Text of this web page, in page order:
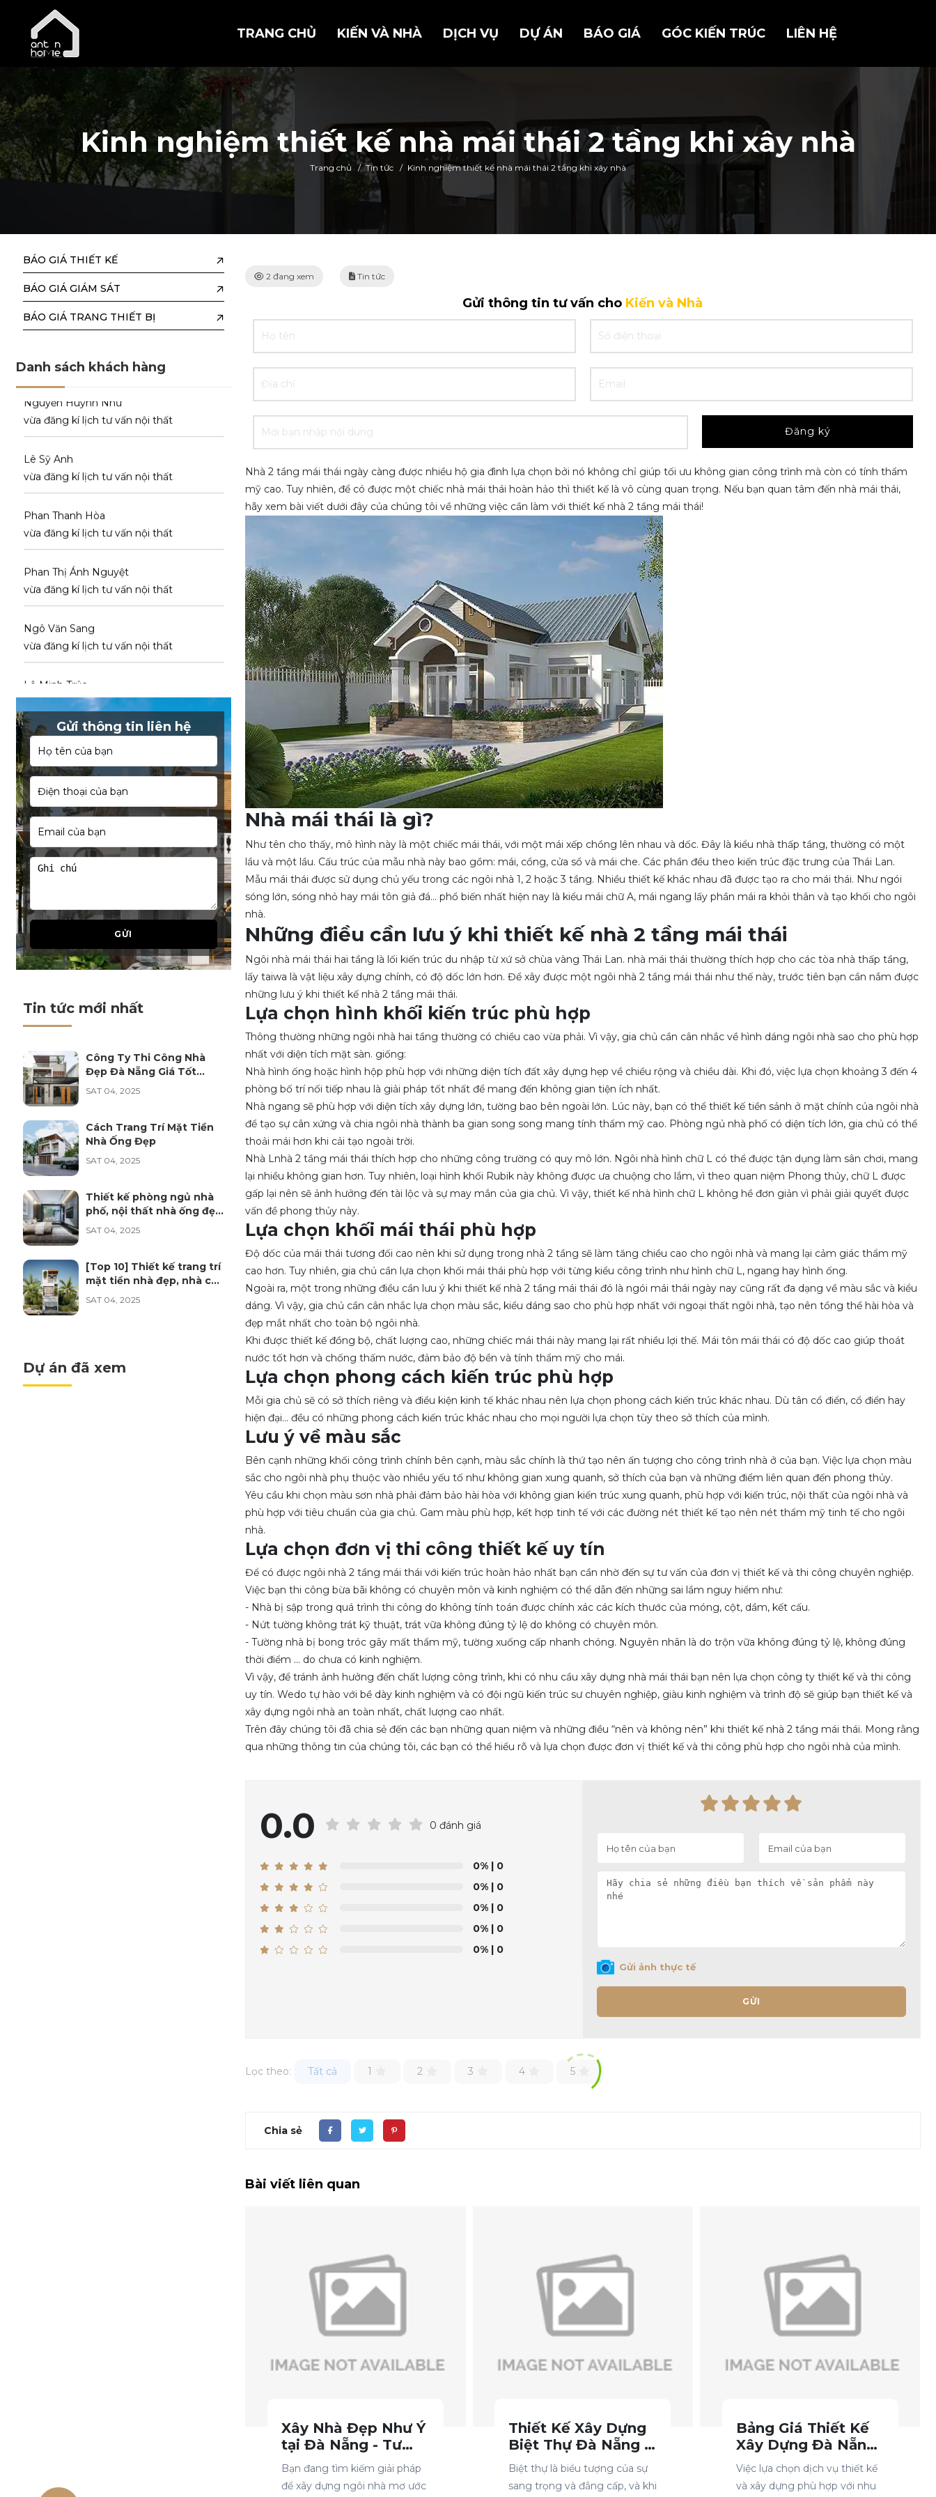
TRANG CHỦ KIẾN VÀ NHÀ DỊCH VỤ DỰ ÁN BÁO GIÁ GÓC KIẾN TRÚC LIÊN HỆ
Kinh nghiệm thiết kế nhà mái thái 2 tầng khi xây nhà
Trang chủ / Tin tức / Kinh nghiệm thiết kế nhà mái thái 2 tầng khi xây nhà
2 đang xem Tin tức
Gửi thông tin tư vấn cho Kiến và Nhà
Đăng ký
Nhà 2 tầng mái thái ngày càng được nhiều hộ gia đình lựa chọn bởi nó không chỉ giúp tối ưu không gian công trình mà còn có tính thẩm
mỹ cao. Tuy nhiên, để có được một chiếc nhà mái thái hoàn hảo thì thiết kế là vô cùng quan trọng. Nếu bạn quan tâm đến nhà mái thái,
hãy xem bài viết dưới đây của chúng tôi về những việc cần làm với thiết kế nhà 2 tầng mái thái!
Nhà mái thái là gì?
Như tên cho thấy, mô hình này là một chiếc mái thái, với một mái xếp chồng lên nhau và dốc. Đây là kiểu nhà thấp tầng, thường có một
lầu và một lầu. Cấu trúc của mẫu nhà này bao gồm: mái, cổng, cửa sổ và mái che. Các phần đều theo kiến trúc đặc trưng của Thái Lan.
Mẫu mái thái được sử dụng chủ yếu trong các ngôi nhà 1, 2 hoặc 3 tầng. Nhiều thiết kế khác nhau đã được tạo ra cho mái thái. Như ngói
sóng lớn, sóng nhỏ hay mái tôn giả đá… phổ biến nhất hiện nay là kiểu mái chữ A, mái ngang lấy phần mái ra khỏi thân và tạo khối cho ngôi
nhà.
Những điều cần lưu ý khi thiết kế nhà 2 tầng mái thái
Ngôi nhà mái thái hai tầng là lối kiến trúc du nhập từ xứ sở chùa vàng Thái Lan. nhà mái thái thường thích hợp cho các tòa nhà thấp tầng,
lấy taiwa là vật liệu xây dựng chính, có độ dốc lớn hơn. Để xây được một ngôi nhà 2 tầng mái thái như thế này, trước tiên bạn cần nắm được
những lưu ý khi thiết kế nhà 2 tầng mái thái.
Lựa chọn hình khối kiến trúc phù hợp
Thông thường những ngôi nhà hai tầng thường có chiều cao vừa phải. Vì vậy, gia chủ cần cân nhắc về hình dáng ngôi nhà sao cho phù hợp
nhất với diện tích mặt sàn. giống:
Nhà hình ống hoặc hình hộp phù hợp với những diện tích đất xây dựng hẹp về chiều rộng và chiều dài. Khi đó, việc lựa chọn khoảng 3 đến 4
phòng bố trí nối tiếp nhau là giải pháp tốt nhất để mang đến không gian tiện ích nhất.
Nhà ngang sẽ phù hợp với diện tích xây dựng lớn, tường bao bên ngoài lớn. Lúc này, bạn có thể thiết kế tiền sảnh ở mặt chính của ngôi nhà
để tạo sự cân xứng và chia ngôi nhà thành ba gian song song mang tính thẩm mỹ cao. Phòng ngủ nhà phố có diện tích lớn, gia chủ có thể
thoải mái hơn khi cải tạo ngoài trời.
Nhà Lnhà 2 tầng mái thái thích hợp cho những công trường có quy mô lớn. Ngôi nhà hình chữ L có thể được tận dụng làm sân chơi, mang
lại nhiều không gian hơn. Tuy nhiên, loại hình khối Rubik này không được ưa chuộng cho lắm, vì theo quan niệm Phong thủy, chữ L được
gấp lại nên sẽ ảnh hưởng đến tài lộc và sự may mắn của gia chủ. Vì vậy, thiết kế nhà hình chữ L không hề đơn giản vì phải giải quyết được
vấn đề phong thủy này.
Lựa chọn khối mái thái phù hợp
Độ dốc của mái thái tương đối cao nên khi sử dụng trong nhà 2 tầng sẽ làm tăng chiều cao cho ngôi nhà và mang lại cảm giác thẩm mỹ
cao hơn. Tuy nhiên, gia chủ cần lựa chọn khối mái thái phù hợp với từng kiểu công trình như hình chữ L, ngang hay hình ống.
Ngoài ra, một trong những điều cần lưu ý khi thiết kế nhà 2 tầng mái thái đó là ngói mái thái ngày nay cũng rất đa dạng về màu sắc và kiểu
dáng. Vì vậy, gia chủ cần cân nhắc lựa chọn màu sắc, kiểu dáng sao cho phù hợp nhất với ngoại thất ngôi nhà, tạo nên tổng thể hài hòa và
đẹp mắt nhất cho toàn bộ ngôi nhà.
Khi được thiết kế đồng bộ, chất lượng cao, những chiếc mái thái này mang lại rất nhiều lợi thế. Mái tôn mái thái có độ dốc cao giúp thoát
nước tốt hơn và chống thấm nước, đảm bảo độ bền và tính thẩm mỹ cho mái.
Lựa chọn phong cách kiến trúc phù hợp
Mỗi gia chủ sẽ có sở thích riêng và điều kiện kinh tế khác nhau nên lựa chọn phong cách kiến trúc khác nhau. Dù tân cổ điển, cổ điển hay
hiện đại… đều có những phong cách kiến trúc khác nhau cho mọi người lựa chọn tùy theo sở thích của mình.
Lưu ý về màu sắc
Bên cạnh những khối công trình chính bên cạnh, màu sắc chính là thứ tạo nên ấn tượng cho công trình nhà ở của bạn. Việc lựa chọn màu
sắc cho ngôi nhà phụ thuộc vào nhiều yếu tố như không gian xung quanh, sở thích của bạn và những điểm liên quan đến phong thủy.
Yêu cầu khi chọn màu sơn nhà phải đảm bảo hài hòa với không gian kiến trúc xung quanh, phù hợp với kiến trúc, nội thất của ngôi nhà và
phù hợp với tiêu chuẩn của gia chủ. Gam màu phù hợp, kết hợp tinh tế với các đường nét thiết kế tạo nên nét thẩm mỹ tinh tế cho ngôi
nhà.
Lựa chọn đơn vị thi công thiết kế uy tín
Để có được ngôi nhà 2 tầng mái thái với kiến ​​trúc hoàn hảo nhất bạn cần nhờ đến sự tư vấn của đơn vị thiết kế và thi công chuyên nghiệp.
Việc bạn thi công bừa bãi không có chuyên môn và kinh nghiệm có thể dẫn đến những sai lầm nguy hiểm như:
- Nhà bị sập trong quá trình thi công do không tính toán được chính xác các kích thước của móng, cột, dầm, kết cấu.
- Nứt tường không trát kỹ thuật, trát vữa không đúng tỷ lệ do không có chuyên môn.
- Tường nhà bị bong tróc gây mất thẩm mỹ, tường xuống cấp nhanh chóng. Nguyên nhân là do trộn vữa không đúng tỷ lệ, không đúng
thời điểm ... do chưa có kinh nghiệm.
Vì vậy, để tránh ảnh hưởng đến chất lượng công trình, khi có nhu cầu xây dựng nhà mái thái bạn nên lựa chọn công ty thiết kế và thi công
uy tín. Wedo tự hào với bề dày kinh nghiệm và có đội ngũ kiến ​​trúc sư chuyên nghiệp, giàu kinh nghiệm và trình độ sẽ giúp bạn thiết kế và
xây dựng ngôi nhà an toàn nhất, chất lượng cao nhất.
Trên đây chúng tôi đã chia sẻ đến các bạn những quan niệm và những điều “nên và không nên” khi thiết kế nhà 2 tầng mái thái. Mong rằng
qua những thông tin của chúng tôi, các bạn có thể hiểu rõ và lựa chọn được đơn vị thiết kế và thi công phù hợp cho ngôi nhà của mình.
0.0 0 đánh giá
0% | 0
0% | 0
0% | 0
0% | 0
0% | 0
Gửi ảnh thực tế
GỬI
Lọc theo: Tất cả 1 2 3 4 5
Chia sẻ
Bài viết liên quan
Xây Nhà Đẹp Như Ý
tại Đà Nẵng - Tư
Vấn Thiết Kế Miễn
Phí, Kinh Nghiệm
Bạn đang tìm kiếm giải pháp
để xây dựng ngôi nhà mơ ước
Thiết Kế Xây Dựng
Biệt Thự Đà Nẵng -
Đẳng Cấp, Tiện
Nghi, Tối Ưu Công
Biệt thự là biểu tượng của sự
sang trọng và đẳng cấp, và khi
Bảng Giá Thiết Kế
Xây Dựng Đà Nẵng
- So Sánh Các Gói
Dịch Vụ, Lựa Chọn
Việc lựa chọn dịch vụ thiết kế
và xây dựng phù hợp với nhu
BÁO GIÁ THIẾT KẾ
BÁO GIÁ GIÁM SÁT
BÁO GIÁ TRANG THIẾT BỊ
Danh sách khách hàng
Ngô Văn Sang
vừa đăng kí lịch tư vấn nội thất
Lê Minh Trúc
vừa đăng kí lịch tư vấn nội thất
Trần Xuân Hóa
vừa đăng kí lịch tư vấn nội thất
vừa đăng kí lịch tư vấn nội thất
Nguyễn Việt Vĩ Tú
vừa đăng kí lịch tư vấn nội thất
Nguyễn Huỳnh Như
vừa đăng kí lịch tư vấn nội thất
Lê Sỹ Anh
vừa đăng kí lịch tư vấn nội thất
Phan Thanh Hòa
vừa đăng kí lịch tư vấn nội thất
Phan Thị Ánh Nguyệt
vừa đăng kí lịch tư vấn nội thất
Ngô Văn Sang
vừa đăng kí lịch tư vấn nội thất
Lê Minh Trúc
vừa đăng kí lịch tư vấn nội thất
Trần Xuân Hóa
vừa đăng kí lịch tư vấn nội thất
Chau Kim Đa Vy
vừa đăng kí lịch tư vấn nội thất
Cao Minh Tấn
vừa đăng kí lịch tư vấn nội thất
Nguyễn Việt Vĩ Tú
vừa đăng kí lịch tư vấn nội thất
vừa đăng kí lịch tư vấn nội thất
vừa đăng kí lịch tư vấn nội thất
vừa đăng kí lịch tư vấn nội thất
Phan Thị Ánh Nguyệt
Ngô Văn Sang
vừa đăng kí lịch tư vấn nội thất
Lê Minh Trúc
vừa đăng kí lịch tư vấn nội thất
Trần Xuân Hóa
vừa đăng kí lịch tư vấn nội thất
Cao Minh Tấn
Gửi thông tin liên hệ
GỬI
Tin tức mới nhất
Công Ty Thi Công Nhà
Đẹp Đà Nẵng Giá Tốt
SAT 04, 2025
Cách Trang Trí Mặt Tiền
Nhà Ống Đẹp
SAT 04, 2025
Thiết kế phòng ngủ nhà
phố, nội thất nhà ống đẹp
SAT 04, 2025
[Top 10] Thiết kế trang trí
mặt tiền nhà đẹp, nhà cấp
thự năm 2025
SAT 04, 2025
uy tín Đà Nẵng
SAT 04, 2025
Dự án đã xem